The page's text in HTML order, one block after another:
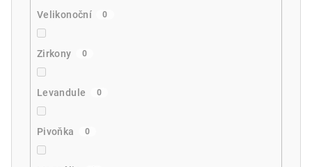
Velikonoční 0
Zirkony 0
Levandule 0
Pivoňka 0